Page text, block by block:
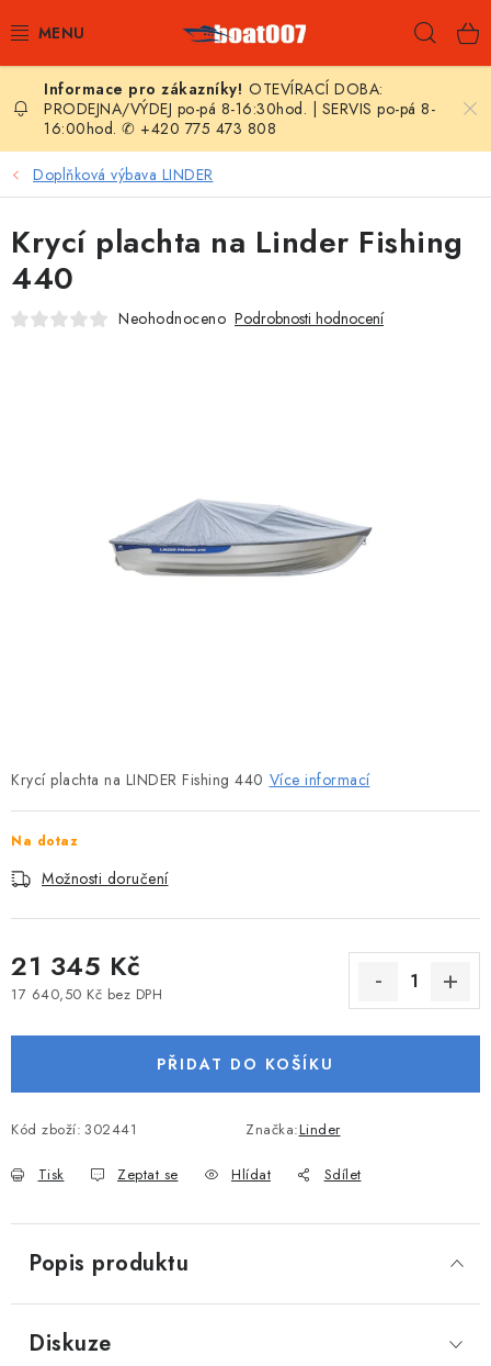
na
E-SHOP
AKČNÍ SLEVY
ZPRAVODAJ
KONTAKTY
LODNÍ ELEKTROMOTORY
PLASTOVÉ LODĚ A ČLUNY
ŠLAPADLA
VODNÍ SKŮTRY
KATAMARÁNY - PONTON BOAT
VODNÍ SPORTY
PŘÍSLUŠENSTVÍ K ČLUNŮM
PŘÍSLUŠENSTVÍ K MOTORŮM
PŘÍVĚSY K LODÍM
Doprava a platba Servis
Reklamace
Obchodní podmínky
OTEVÍRACÍ DOBA:
PRODEJNA/VÝDEJ po-pá 8-16:30hod. | SERVIS po-pá 8-
16:00hod. ✆ +420 775 473 808
Doplňková výbava LINDER
Krycí plachta na LINDER Fishing 440 Více informací
Na dotaz
Možnosti doručení
21 345 Kč
17 640,50 Kč bez DPH
PŘIDAT DO KOŠÍKU
Kód zboží: 302441 Značka:Linder
Tisk Zeptat se Hlídat Sdílet
Krycí plachta na Linder Fishing
440
Neohodnoceno Podrobnosti hodnocení
Popis produktu
Diskuze